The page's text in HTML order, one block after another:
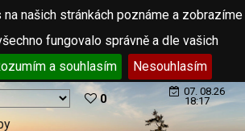
našich stránkách poznáme a zobrazíme
fungovalo správně a dle vašich
a souhlasím Nesouhlasím
0
07. 08.26
18:17